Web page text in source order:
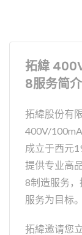
拓緯
8服务简介
拓緯股份有
400V/
成立于西元
提供专业高
8制造服务
服务为目标。
拓緯邀请您